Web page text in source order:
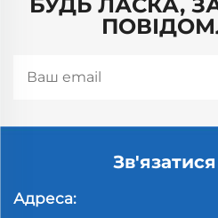
БУДЬ ЛАСКА,
Адреса: